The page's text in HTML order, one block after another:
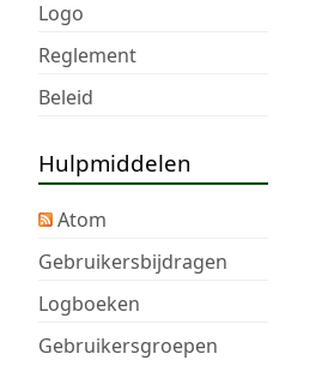
Logo
Reglement
Beleid
Hulpmiddelen
Atom
Gebruikersbijdragen
Logboeken
Gebruikersgroepen